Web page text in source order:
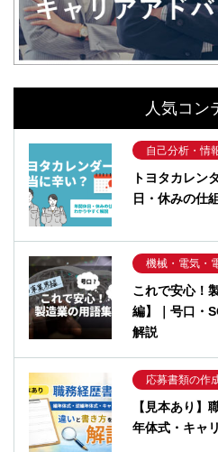
人気コン
自己分析・情
トヨタカレン
日・休みの仕
機械・電気・
これで安心！
編】｜号口・
解説
応募書類の作
【見本あり】
年体式・キャ